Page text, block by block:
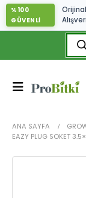
%100
GÜVENLİ
ANA SAYFA
EAZY PLUG SOKET